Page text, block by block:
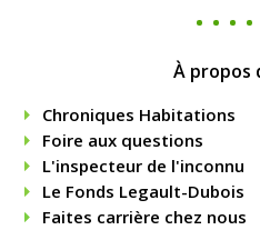
À propos
Chroniques Habitations
Foire aux questions
L'inspecteur de l'inconnu
Le Fonds Legault-Dubois
Faites carrière chez nous